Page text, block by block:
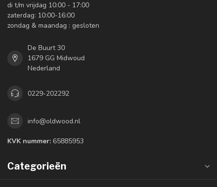
di t/m vrijdag 10:00 - 17:00
zaterdag: 10:00-16:00
zondag & maandag : gesloten
De Buurt 30
1679 GG Midwoud
Nederland
0229-202292
info@oldwood.nl
KVK nummer: 65885953
Categorieën